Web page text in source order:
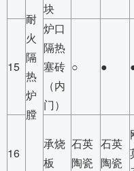
耐
火
隔
热
炉
膛
块
15
炉口
隔热
塞砖
（内
门）
○ ●
16
承烧
板
石英
陶瓷
石英
陶瓷